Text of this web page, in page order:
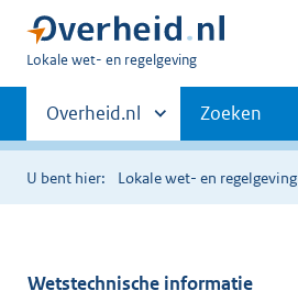
U
hier:
Lokale wet- en regelgeving
Primaire
navigatie
Andere
sites
binnen
Overheid.nl Zoeken
U bent hier: Lokale wet- en regelgeving
Wetstechnische informatie